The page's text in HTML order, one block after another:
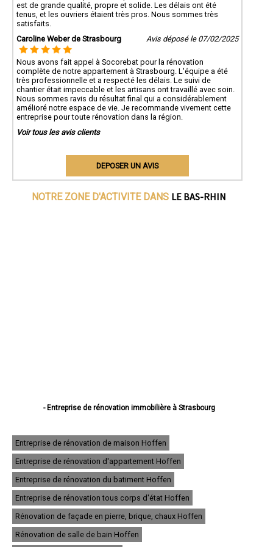
est de grande qualité, propre et solide. Les délais ont été
tenus, et les ouvriers étaient très pros. Nous sommes très
satisfaits.
Caroline Weber de Strasbourg
Avis déposé le 07/02/2025
Nous avons fait appel à Socorebat pour la rénovation
complète de notre appartement à Strasbourg. L'équipe a été
très professionnelle et a respecté les délais. Le suivi de
chantier était impeccable et les artisans ont travaillé avec soin.
Nous sommes ravis du résultat final qui a considérablement
amélioré notre espace de vie. Je recommande vivement cette
entreprise pour toute rénovation dans la région.
Voir tous les avis clients
DEPOSER UN AVIS
NOTRE ZONE D'ACTIVITE DANS LE BAS-RHIN
- Entreprise de rénovation immobilière à Strasbourg
- Entreprise de rénovation immobilière à Illkirch-Graffenstaden
- Entreprise de rénovation immobilière à Sélestat
- Entreprise de rénovation immobilière à Bischheim
- Entreprise de rénovation immobilière à Lingolsheim
- Entreprise de rénovation immobilière à Bischwiller
- Entreprise de rénovation immobilière à Saverne
- Entreprise de rénovation immobilière à Obernai
- Entreprise de rénovation immobilière à Ostwald
- Entreprise de rénovation immobilière à Hœnheim
- Entreprise de rénovation immobilière à Erstein
Entreprise de rénovation de maison Hoffen
Entreprise de rénovation d'appartement Hoffen
Entreprise de rénovation du batiment Hoffen
Entreprise de rénovation tous corps d'état Hoffen
Rénovation de façade en pierre, brique, chaux Hoffen
Rénovation de salle de bain Hoffen